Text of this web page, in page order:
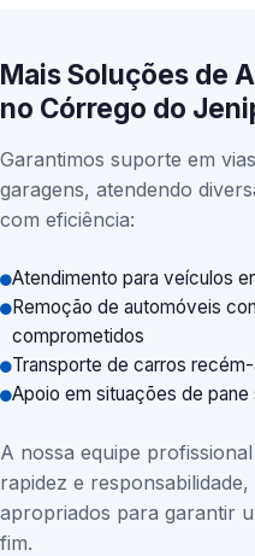
Mais Soluções de
no Córrego do
Garantimos suporte em
garagens, atendendo
com eficiência:
Atendimento para veículos
Remoção de automóveis
comprometidos
Transporte de carros
Apoio em situações de pane
A nossa equipe
rapidez e
apropriados para garantir
fim.